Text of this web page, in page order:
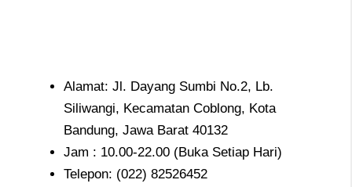
Alamat: Jl. Dayang Sumbi No.2, Lb.
Siliwangi, Kecamatan Coblong, Kota
Bandung, Jawa Barat 40132
Jam : 10.00-22.00 (Buka Setiap Hari)
Telepon: (022) 82526452